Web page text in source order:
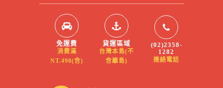
免運費
消費滿
NT.490(含)
貨運區域
台灣本島(不
含離島)
(02)2358-
1282
連絡電話